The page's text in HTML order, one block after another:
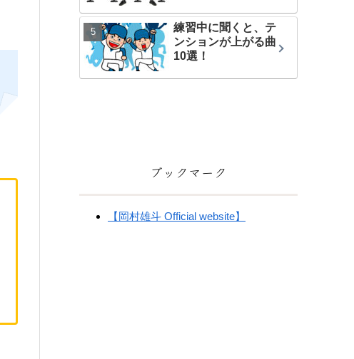
練習中に聞くと、テ
ンションが上がる曲
10選！
ブックマーク
【岡村雄斗 Official website】